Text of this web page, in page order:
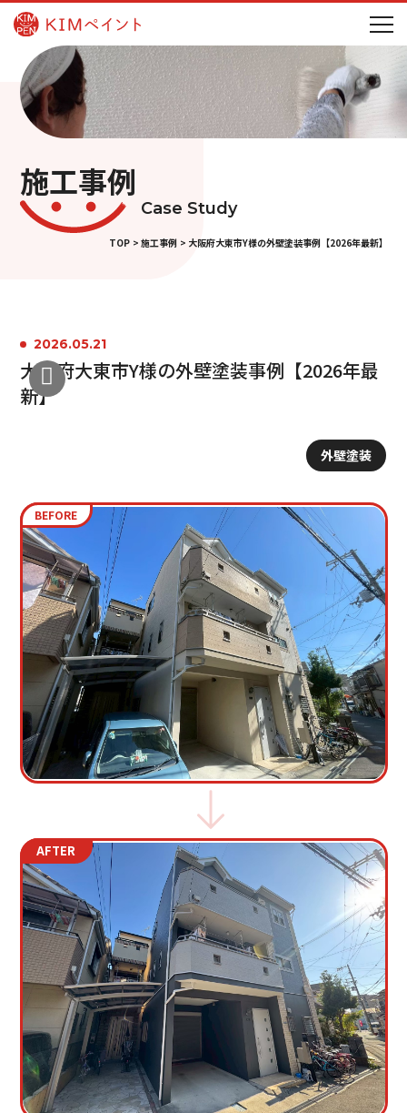
施工事例
Case Study
TOP 施工事例 大阪府大東市Y様の外壁塗装事例【2026年最新】
2026.05.21
大阪府大東市Y様の外壁塗装事例【2026年最
新】
外壁塗装
BEFORE
AFTER